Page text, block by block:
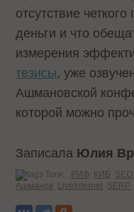
отсутствие
деньги и что
измерения
тезисы, уже
Ашмановской
которой можно
Записала Юлия
Теги: РИФ КИБ SEO
Ашманов LiveInternet SERP